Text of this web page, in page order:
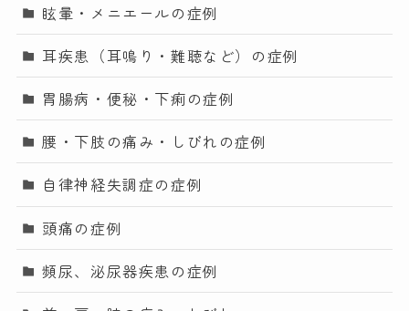
眩暈・メニエールの症例
耳疾患（耳鳴り・難聴など）の症例
胃腸病・便秘・下痢の症例
腰・下肢の痛み・しびれの症例
自律神経失調症の症例
頭痛の症例
頻尿、泌尿器疾患の症例